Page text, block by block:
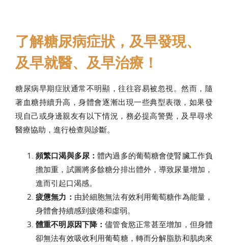
了解糖尿病症狀，及早發現、
及早就醫、及早治療！
糖尿病早期症狀通常不明顯，往往容易被忽視。然而，隨
著血糖持續升高，身體會逐漸出現一些典型表徵，如果發
現自己或身邊親友有以下情況，務必提高警覺，及早尋求
醫療協助，進行檢查與診斷。
頻繁口渴與多尿：體內過多的葡萄糖會使腎臟工作負
擔加重，試圖將多餘糖分排出體外，導致尿量增加，
進而引起口渴感。
疲憊無力： 由於細胞無法有效利用葡萄糖作為能量，
身體會持續感到疲倦和虛弱。
體重不明原因下降：儘管食慾正常甚至增加，但身體
卻無法有效吸收利用葡萄糖，轉而分解脂肪和肌肉來